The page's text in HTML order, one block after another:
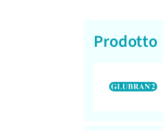
Prodotto